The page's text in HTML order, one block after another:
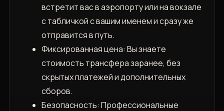
встретит вас в аэропорту или на вокзале
с табличкой с вашим именем и сразу же
отправится в путь.
Фиксированная цена: Вы знаете
стоимость трансфера заранее, без
скрытых платежей и дополнительных
сборов.
Безопасность: Профессиональные